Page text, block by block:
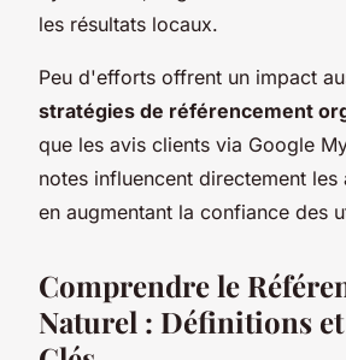
les résultats locaux.
Peu d'efforts offrent un impact
stratégies de référencement
que les avis clients via Google
notes influencent directement
en augmentant la confiance des
Comprendre le
Naturel : Définitions